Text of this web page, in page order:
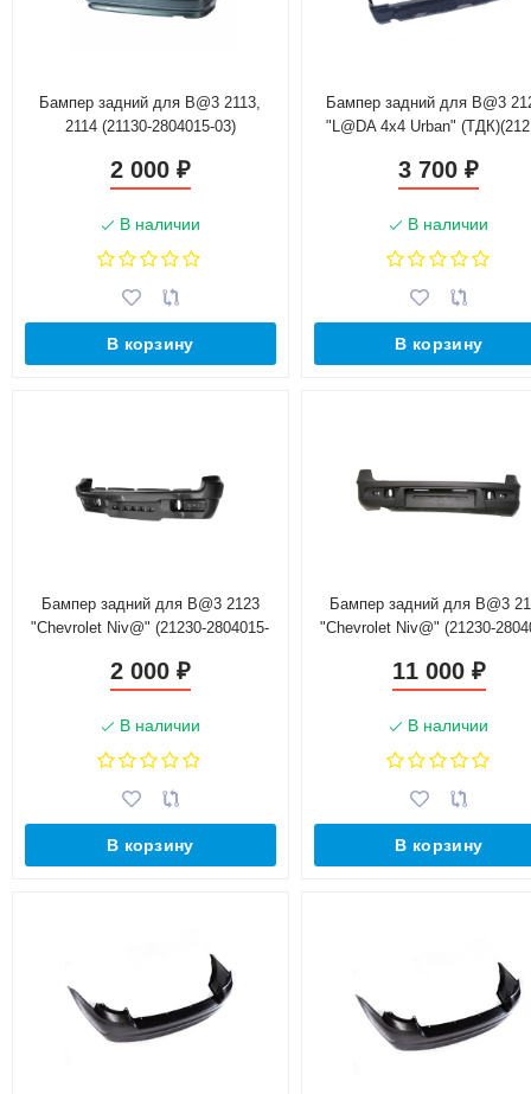
Бампер задний для B@3 2113,
2114 (21130-2804015-03)
2 000 ₽
В наличии
В корзину
Бампер задний для B@3
"L@DA 4x4 Urban"
3 700₽
В наличии
В корзину
Бампер задний для B@3 2123
"Chevrolet Niv@" (21230-2804015-
2 000 ₽
В наличии
В корзину
Бампер задний для B@3
"Chevrolet Niv@" (21230-
11 000 ₽
В наличии
В корзину